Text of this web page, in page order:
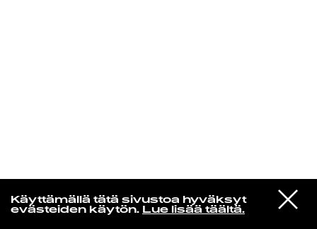
Käyttämällä tätä sivustoa hyväksyt
evästeiden käytön. Lue lisää täältä.
VIESTI
STUDIOON
Donovan
Celeste